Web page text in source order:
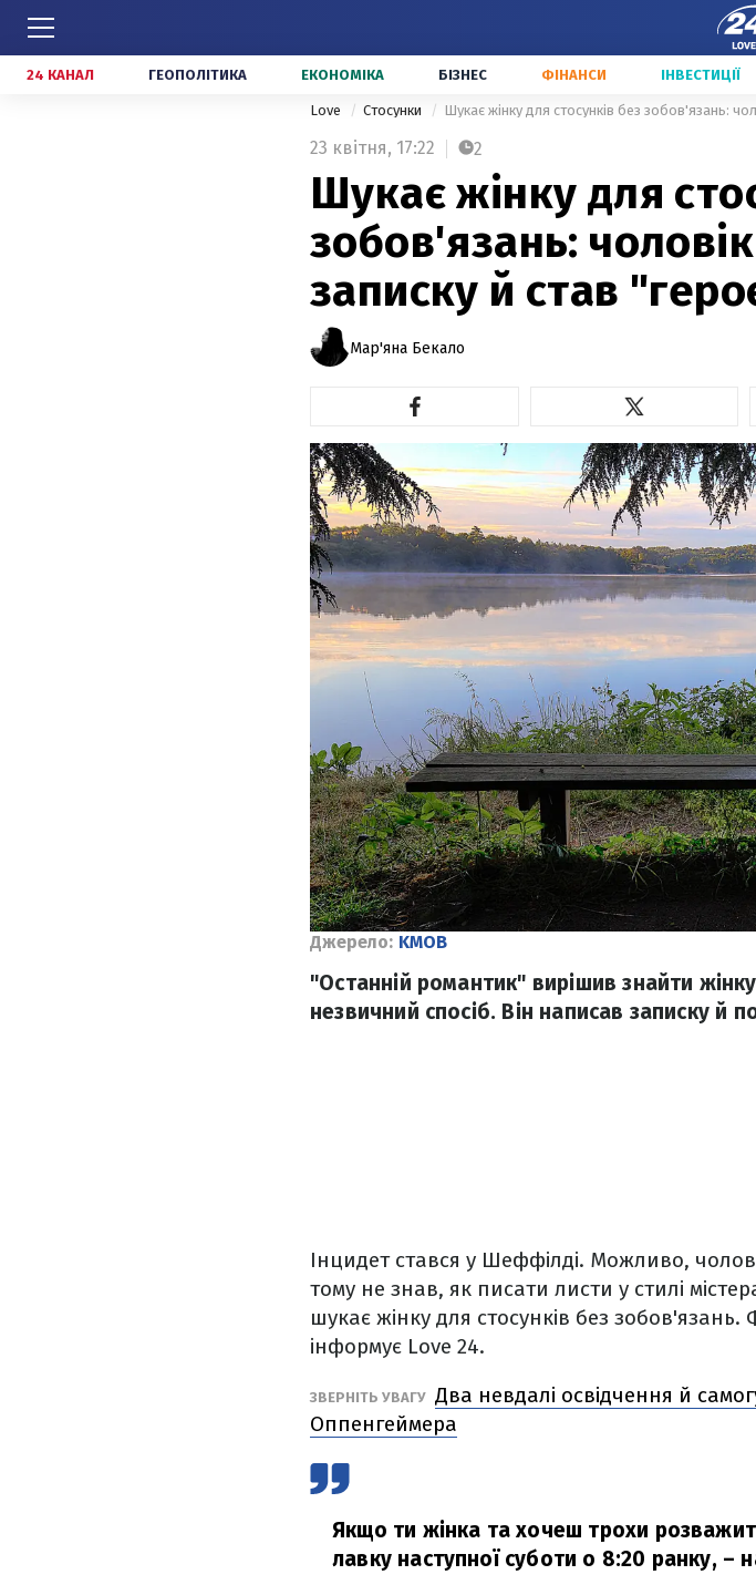
24 КАНАЛ ГЕОПОЛІТИКА ЕКОНОМІКА БІЗНЕС ФІНАНСИ ІНВЕСТИЦІЇ
Love Стосунки Шукає жінку для стосунків без зобов'язань:
23 квітня, 17:22 2
Шукає жінку для
зобов'язань:
записку й став
Мар'яна Бекало
Джерело: KMOB
"Останній романтик" вирішив знайти
незвичний спосіб. Він написав записку й
Інцидет стався у Шеффілді. Можливо,
тому не знав, як писати листи у стилі
шукає жінку для стосунків без
інформує Love 24.
ЗВЕРНІТЬ УВАГУ Два невдалі освідчення й
Оппенгеймера
Якщо ти жінка та хочеш трохи
лавку наступної суботи о 8:20 ранку, –